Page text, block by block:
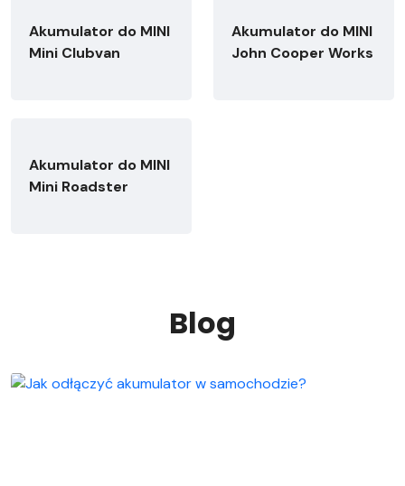
Akumulator do MINI
Mini Clubvan
Akumulator do MINI
John Cooper Works
Akumulator do MINI
Mini Roadster
Blog